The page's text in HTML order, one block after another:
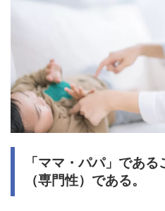
「ママ・パパ」であ
（専門性）である。